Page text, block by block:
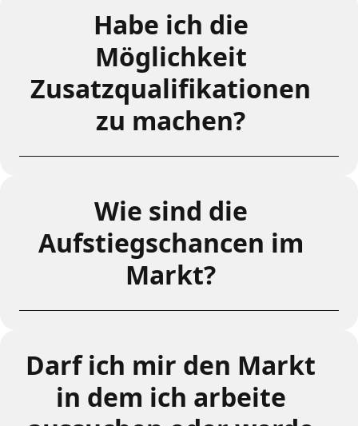
Habe ich die
Möglichkeit
Zusatzqualifikationen
zu machen?
Wie sind die
Aufstiegschancen im
Markt?
Darf ich mir den Markt
in dem ich arbeite